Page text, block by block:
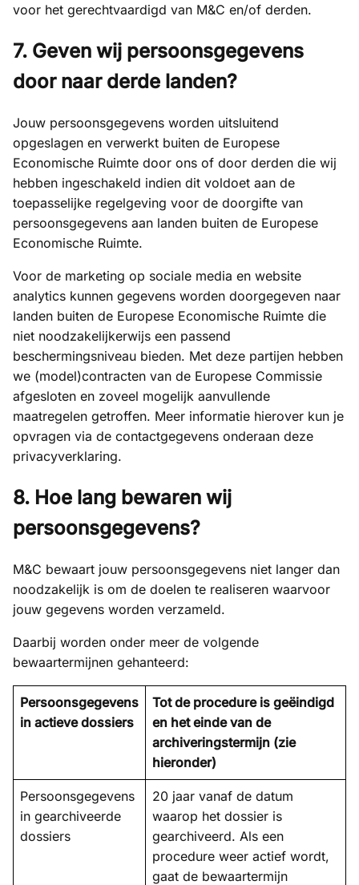
voor het gerechtvaardigd van M&C en/of derden.
7. Geven wij persoonsgegevens
door naar derde landen?
Jouw persoonsgegevens worden uitsluitend
opgeslagen en verwerkt buiten de Europese
Economische Ruimte door ons of door derden die wij
hebben ingeschakeld indien dit voldoet aan de
toepasselijke regelgeving voor de doorgifte van
persoonsgegevens aan landen buiten de Europese
Economische Ruimte.
Voor de marketing op sociale media en website
analytics kunnen gegevens worden doorgegeven naar
landen buiten de Europese Economische Ruimte die
niet noodzakelijkerwijs een passend
beschermingsniveau bieden. Met deze partijen hebben
we (model)contracten van de Europese Commissie
afgesloten en zoveel mogelijk aanvullende
maatregelen getroffen. Meer informatie hierover kun je
opvragen via de contactgegevens onderaan deze
privacyverklaring.
8. Hoe lang bewaren wij
persoonsgegevens?
M&C bewaart jouw persoonsgegevens niet langer dan
noodzakelijk is om de doelen te realiseren waarvoor
jouw gegevens worden verzameld.
Daarbij worden onder meer de volgende
bewaartermijnen gehanteerd:
Persoonsgegevens
in actieve dossiers
Tot de procedure is geëindigd
en het einde van de
archiveringstermijn (zie
hieronder)
Persoonsgegevens
in gearchiveerde
dossiers
20 jaar vanaf de datum
waarop het dossier is
gearchiveerd. Als een
procedure weer actief wordt,
gaat de bewaartermijn